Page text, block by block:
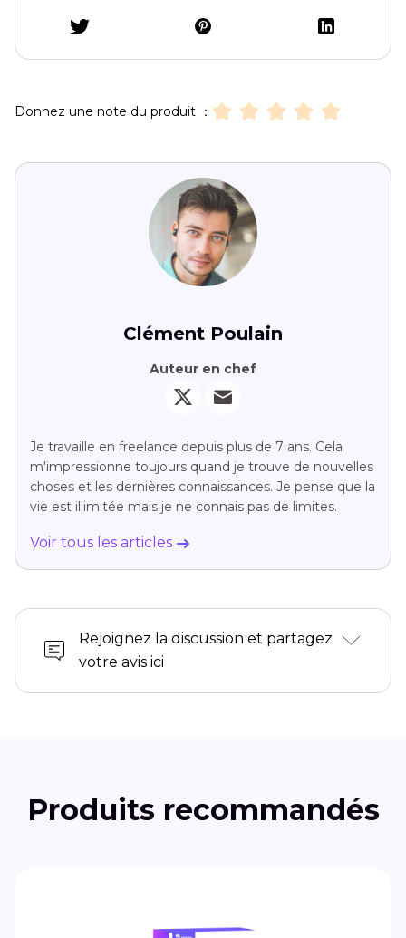
Donnez une note du produit ：
Clément Poulain
Auteur en chef
Je travaille en freelance depuis plus de 7 ans. Cela
m'impressionne toujours quand je trouve de nouvelles
choses et les dernières connaissances. Je pense que la
vie est illimitée mais je ne connais pas de limites.
Voir tous les articles
Rejoignez la discussion et partagez
votre avis ici
Produits recommandés